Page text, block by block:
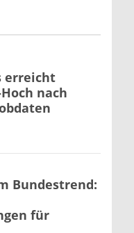
erreicht
nach
Bundestrend:
für